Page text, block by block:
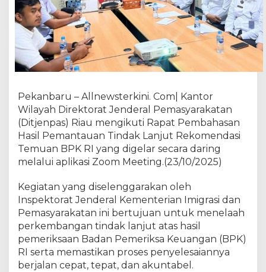
a
T
k
a
n
K
o
m
t
m
n
T
u
n
t
Pekanbaru – Allnewsterkini. Com| Kantor
Wilayah Direktorat Jenderal Pemasyarakatan
(Ditjenpas) Riau mengikuti Rapat Pembahasan
Hasil Pemantauan Tindak Lanjut Rekomendasi
Temuan BPK RI yang digelar secara daring
melalui aplikasi Zoom Meeting.(23/10/2025)
Kegiatan yang diselenggarakan oleh
Inspektorat Jenderal Kementerian Imigrasi dan
Pemasyarakatan ini bertujuan untuk menelaah
perkembangan tindak lanjut atas hasil
pemeriksaan Badan Pemeriksa Keuangan (BPK)
RI serta memastikan proses penyelesaiannya
berjalan cepat, tepat, dan akuntabel.